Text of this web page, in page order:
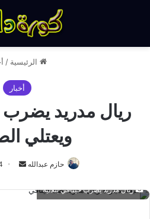
الرئيسية /
أخبار
ريال مدريد يضرب
ويعتلي
حازم عبدالله
أرسل 4
ريال مدريد يضرب خيتافي بثلاثية